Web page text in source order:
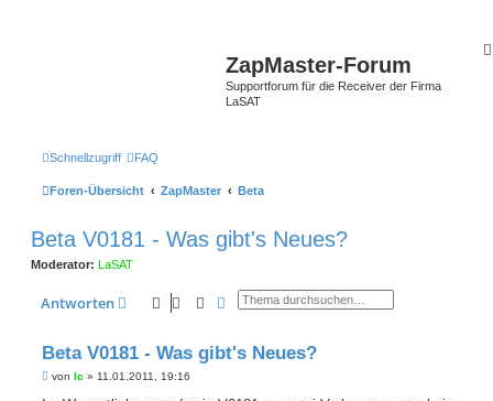
ZapMaster-Forum
Supportforum für die Receiver der Firma
LaSAT
Schnellzugriff FAQ
Foren-Übersicht ZapMaster Beta
Beta V0181 - Was gibt's Neues?
Moderator: LaSAT
Antworten SucheErweiterte Suche
Beta V0181 - Was gibt's Neues?
Bvon lc » 11.01.2011, 19:16